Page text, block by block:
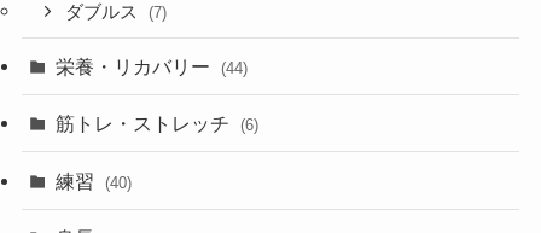
ダブルス (7)
栄養・リカバリー (44)
筋トレ・ストレッチ (6)
練習 (40)